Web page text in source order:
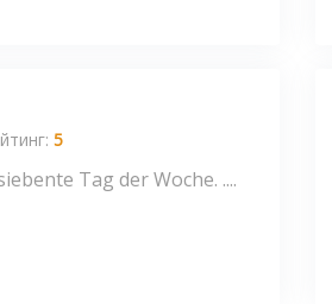
5
Tag der Woche. ....